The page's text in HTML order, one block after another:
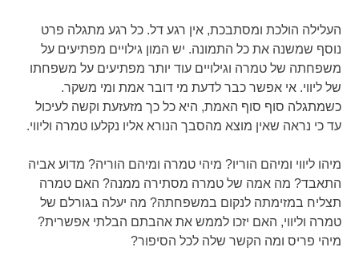
העלילה הולכת ומסתבכת, אין רגע דל. כל רגע מתגלה פרט
נוסף שמשנה את כל התמונה. יש המון גילויים מפתיעים על
משפחתה של טמרה וגילויים עוד יותר מפתיעים על משפחתו
של ליווי. אי אפשר כבר לדעת מי דובר אמת ומי משקר.
כשמתגלה סוף סוף האמת, היא כל כך מזעזעת וקשה לעיכול
עד כי נראה שאין מוצא מהסבך הנורא אליו נקלעו טמרה וליווי.
מיהו ליווי ומיהם הוריו? מיהי טמרה ומיהם הוריה? מדוע אביה
התאבד? מה אמה של טמרה מסתירה ממנה? האם טמרה
תצליח במזימתה לנקום במשפחתה? מה יעלה בגורלם של
טמרה וליווי, האם יזכו לממש את אהבתם הבלתי אפשרית?
מיהי פריס ומה הקשר שלה לכל הסיפור?